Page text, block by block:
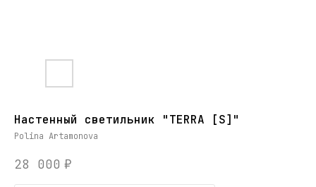
Настенный светильник "TERRA [S]"
Polina Artamonova
28 000 ₽